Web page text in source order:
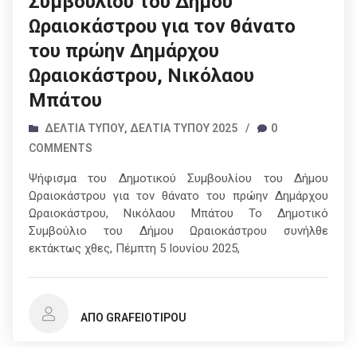
Ωραιοκάστρου για τον θάνατο
του πρώην Δημάρχου
Ωραιοκάστρου, Νικόλαου
Μπάτου
ΔΕΛΤΊΑ ΤΎΠΟΥ, ΔΕΛΤΊΑ ΤΎΠΟΥ 2025 /
0
COMMENTS
Ψήφισμα του Δημοτικού Συμβουλίου του Δήμου
Ωραιοκάστρου για τον θάνατο του πρώην Δημάρχου
Ωραιοκάστρου, Νικόλαου Μπάτου Το Δημοτικό
Συμβούλιο του Δήμου Ωραιοκάστρου συνήλθε
εκτάκτως χθες, Πέμπτη 5 Ιουνίου 2025,
ΑΠΌ GRAFEIOTIPOU